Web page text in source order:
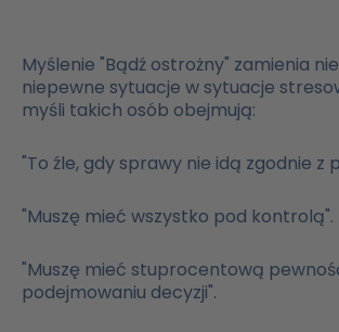
Myślenie "Bądź ostrożny" zamienia
niepewne sytuacje w sytuacje
myśli takich osób obejmują:
"To źle, gdy sprawy nie idą zgodnie z
"Muszę mieć wszystko pod kontrolą".
"Muszę mieć stuprocentową
podejmowaniu decyzji".